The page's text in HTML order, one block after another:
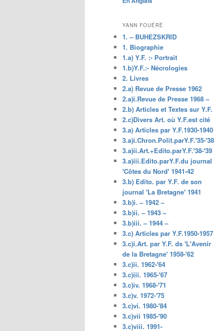
principal
YANN FOUÉRÉ
1. – BUHEZSKRID
1. Biographie
1.a) Y.F. :- Portrait
1.b)Y.F.:- Nécrologies
2. Livres
2.a) Revue de Presse 1962
2.a)i.Revue de Presse 1968 –
2.b) Articles et Textes sur Y.F.
2.c)Divers Art. où Y.F.est cité
3.a) Articles par Y.F.1930-1940
3.a)i.Chron.Polit.parY.F.'35-'38
3.a)ii.Art.+Edito.parY.F.'38-'39
3.a)iii.Edito.parY.F.du journal
'Côtes du Nord' 1941-42
3.b) Edito. par Y.F. de son
journal 'La Bretagne' 1941
3.b)i. – 1942 –
3.b)ii. – 1943 –
3.b)iii. – 1944 –
3.c) Articles par Y.F.1950-1957
3.c)i.Art. par Y.F. ds 'L'Avenir
de la Bretagne' 1958-'62
3.c)ii. 1962-'64
3.c)iii. 1965-'67
3.c)iv. 1968-'71
3.c)v. 1972-'75
3.c)vi. 1980-'84
3.c)vii 1985-'90
3.c)viii. 1991-